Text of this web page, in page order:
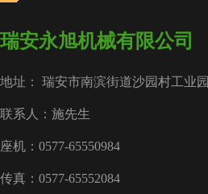
瑞安永旭机械有限公司
地址： 瑞安市南滨街道沙园村工业园
联系人：施先生
座机：0577-65550984
传真：0577-65552084